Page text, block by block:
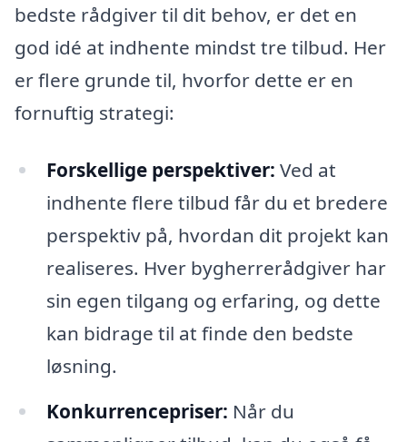
bedste rådgiver til dit behov, er det en
god idé at indhente mindst tre tilbud. Her
er flere grunde til, hvorfor dette er en
fornuftig strategi:
Forskellige perspektiver: Ved at
indhente flere tilbud får du et bredere
perspektiv på, hvordan dit projekt kan
realiseres. Hver bygherrerådgiver har
sin egen tilgang og erfaring, og dette
kan bidrage til at finde den bedste
løsning.
Konkurrencepriser: Når du